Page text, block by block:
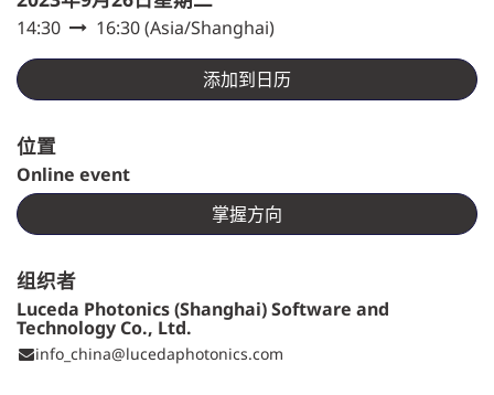
14:30 16:30(Asia/Shanghai)
添加到日历
位置
Online event
掌握方向
组织者
Luceda Photonics (Shanghai) Software and
Technology Co., Ltd.
info_china@lucedaphotonics.com